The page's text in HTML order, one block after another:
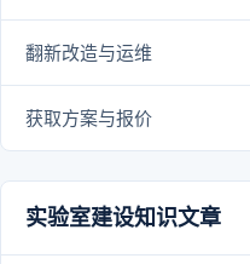
翻新改造与运维
获取方案与报价
实验室建设知识文章